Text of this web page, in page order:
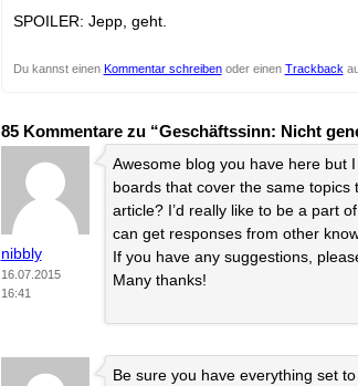
SPOILER: Jepp, geht.
Du kannst einen Kommentar schreibenoder einen Trackback
85 Kommentare zu “Geschäftssinn: Nicht
nibbly
16.07.2015
16:41
Awesome blog you have here but
boards that cover the same topics
article? I’d really like to be a part
can get responses from other
If you have any suggestions,
Many thanks!
Be sure you have everything set